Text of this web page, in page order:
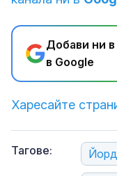
Добави ни
в Google
Харесайте
Тагове: